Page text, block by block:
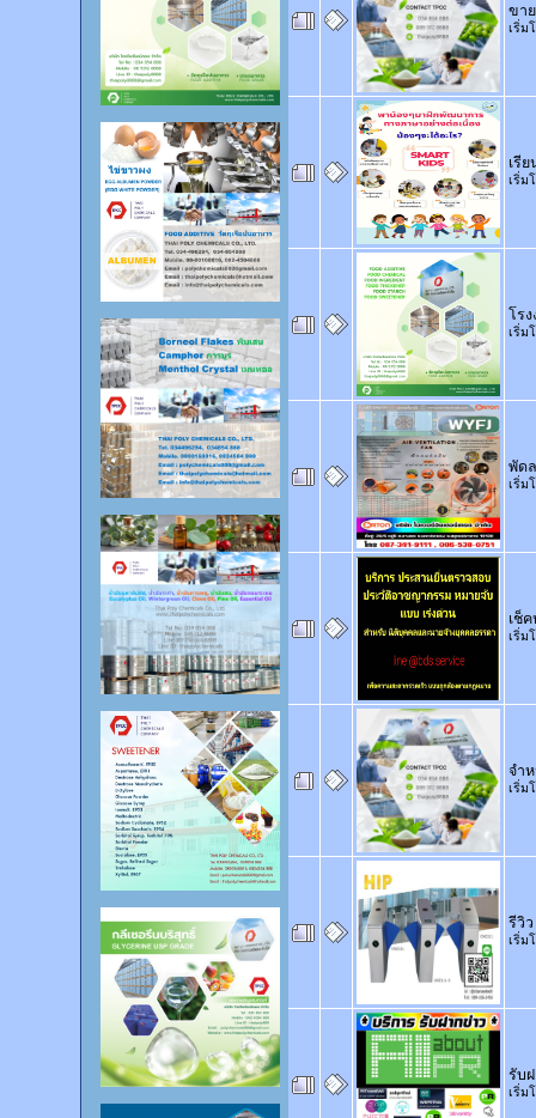
ขา
เริ่ม
เรี
เริ่ม
โรง
เริ่ม
พัด
เริ่ม
เช็
เริ่ม
จำ
เริ่ม
รีวิ
เริ่ม
รับ
เริ่ม